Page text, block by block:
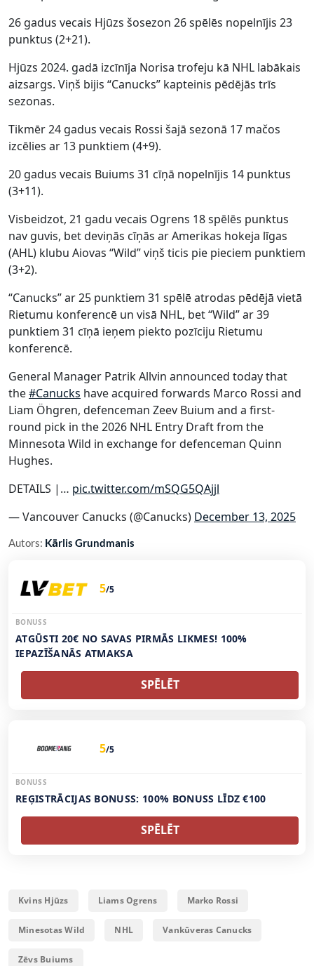
26 gadus vecais Hjūzs šosezon 26 spēlēs nopelnījis 23
punktus (2+21).
Hjūzs 2024. gadā izcīnīja Norisa trofeju kā NHL labākais
aizsargs. Viņš bijis “Canucks” kapteinis pēdējās trīs
sezonas.
Tikmēr 24 gadus vecais Rossi šajā sezonā 17 mačos
izcēlies ar 13 punktiem (4+9).
20 gadus vecais Buiums 31 cīņā nopelnījis 14 punktus
(3+11).
Visbeidzot, 21 gadu vecais Ogrens 18 spēlēs punktus
nav guvis, bet deviņās cīņās ar Amerikas hokeja līgas
(AHL) klubu Aiovas “Wild” viņš ticis pie pieciem punktiem
(3+2).
“Canucks” ar 25 punktiem 31 spēlē atrodas pēdējā vietā
Rietumu konferencē un visā NHL, bet “Wild” ar 39
punktiem 31 cīņā ieņem piekto pozīciju Rietumu
konferencē.
General Manager Patrik Allvin announced today that
the#Canucks have acquired forwards Marco Rossi and
Liam Öhgren, defenceman Zeev Buium and a first-
round pick in the 2026 NHL Entry Draft from the
Minnesota Wild in exchange for defenceman Quinn
Hughes.
DETAILS |… pic.twitter.com/mSQG5QAjjl
— Vancouver Canucks (@Canucks) December 13, 2025
Autors: Kārlis Grundmanis
5/5
BONUSS
ATGŪSTI 20€ NO SAVAS PIRMĀS LIKMES! 100%
IEPAZĪŠANĀS ATMAKSA
SPĒLĒT
5/5
BONUSS
REĢISTRĀCIJAS BONUSS: 100% BONUSS LĪDZ €100
SPĒLĒT
Kvins Hjūzs Liams Ogrens Marko Rossi
Minesotas Wild NHL Vankūveras Canucks
Zēvs Buiums